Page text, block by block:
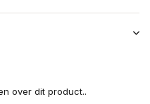
over dit product..